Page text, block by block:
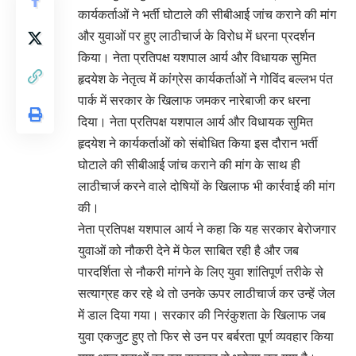
कार्यकर्ताओं ने भर्ती घोटाले की सीबीआई जांच कराने की मांग
और युवाओं पर हुए लाठीचार्ज के विरोध में धरना प्रदर्शन
किया। नेता प्रतिपक्ष यशपाल आर्य और विधायक सुमित
हृदयेश के नेतृत्व में कांग्रेस कार्यकर्ताओं ने गोविंद बल्लभ पंत
पार्क में सरकार के खिलाफ जमकर नारेबाजी कर धरना
दिया। नेता प्रतिपक्ष यशपाल आर्य और विधायक सुमित
हृदयेश ने कार्यकर्ताओं को संबोधित किया इस दौरान भर्ती
घोटाले की सीबीआई जांच कराने की मांग के साथ ही
लाठीचार्ज करने वाले दोषियों के खिलाफ भी कार्रवाई की मांग
की।
नेता प्रतिपक्ष यशपाल आर्य ने कहा कि यह सरकार बेरोजगार
युवाओं को नौकरी देने में फेल साबित रही है और जब
पारदर्शिता से नौकरी मांगने के लिए युवा शांतिपूर्ण तरीके से
सत्याग्रह कर रहे थे तो उनके ऊपर लाठीचार्ज कर उन्हें जेल
में डाल दिया गया। सरकार की निरंकुशता के खिलाफ जब
युवा एकजुट हुए तो फिर से उन पर बर्बरता पूर्ण व्यवहार किया